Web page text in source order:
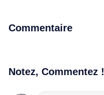
Commentaire
Notez, Commentez !